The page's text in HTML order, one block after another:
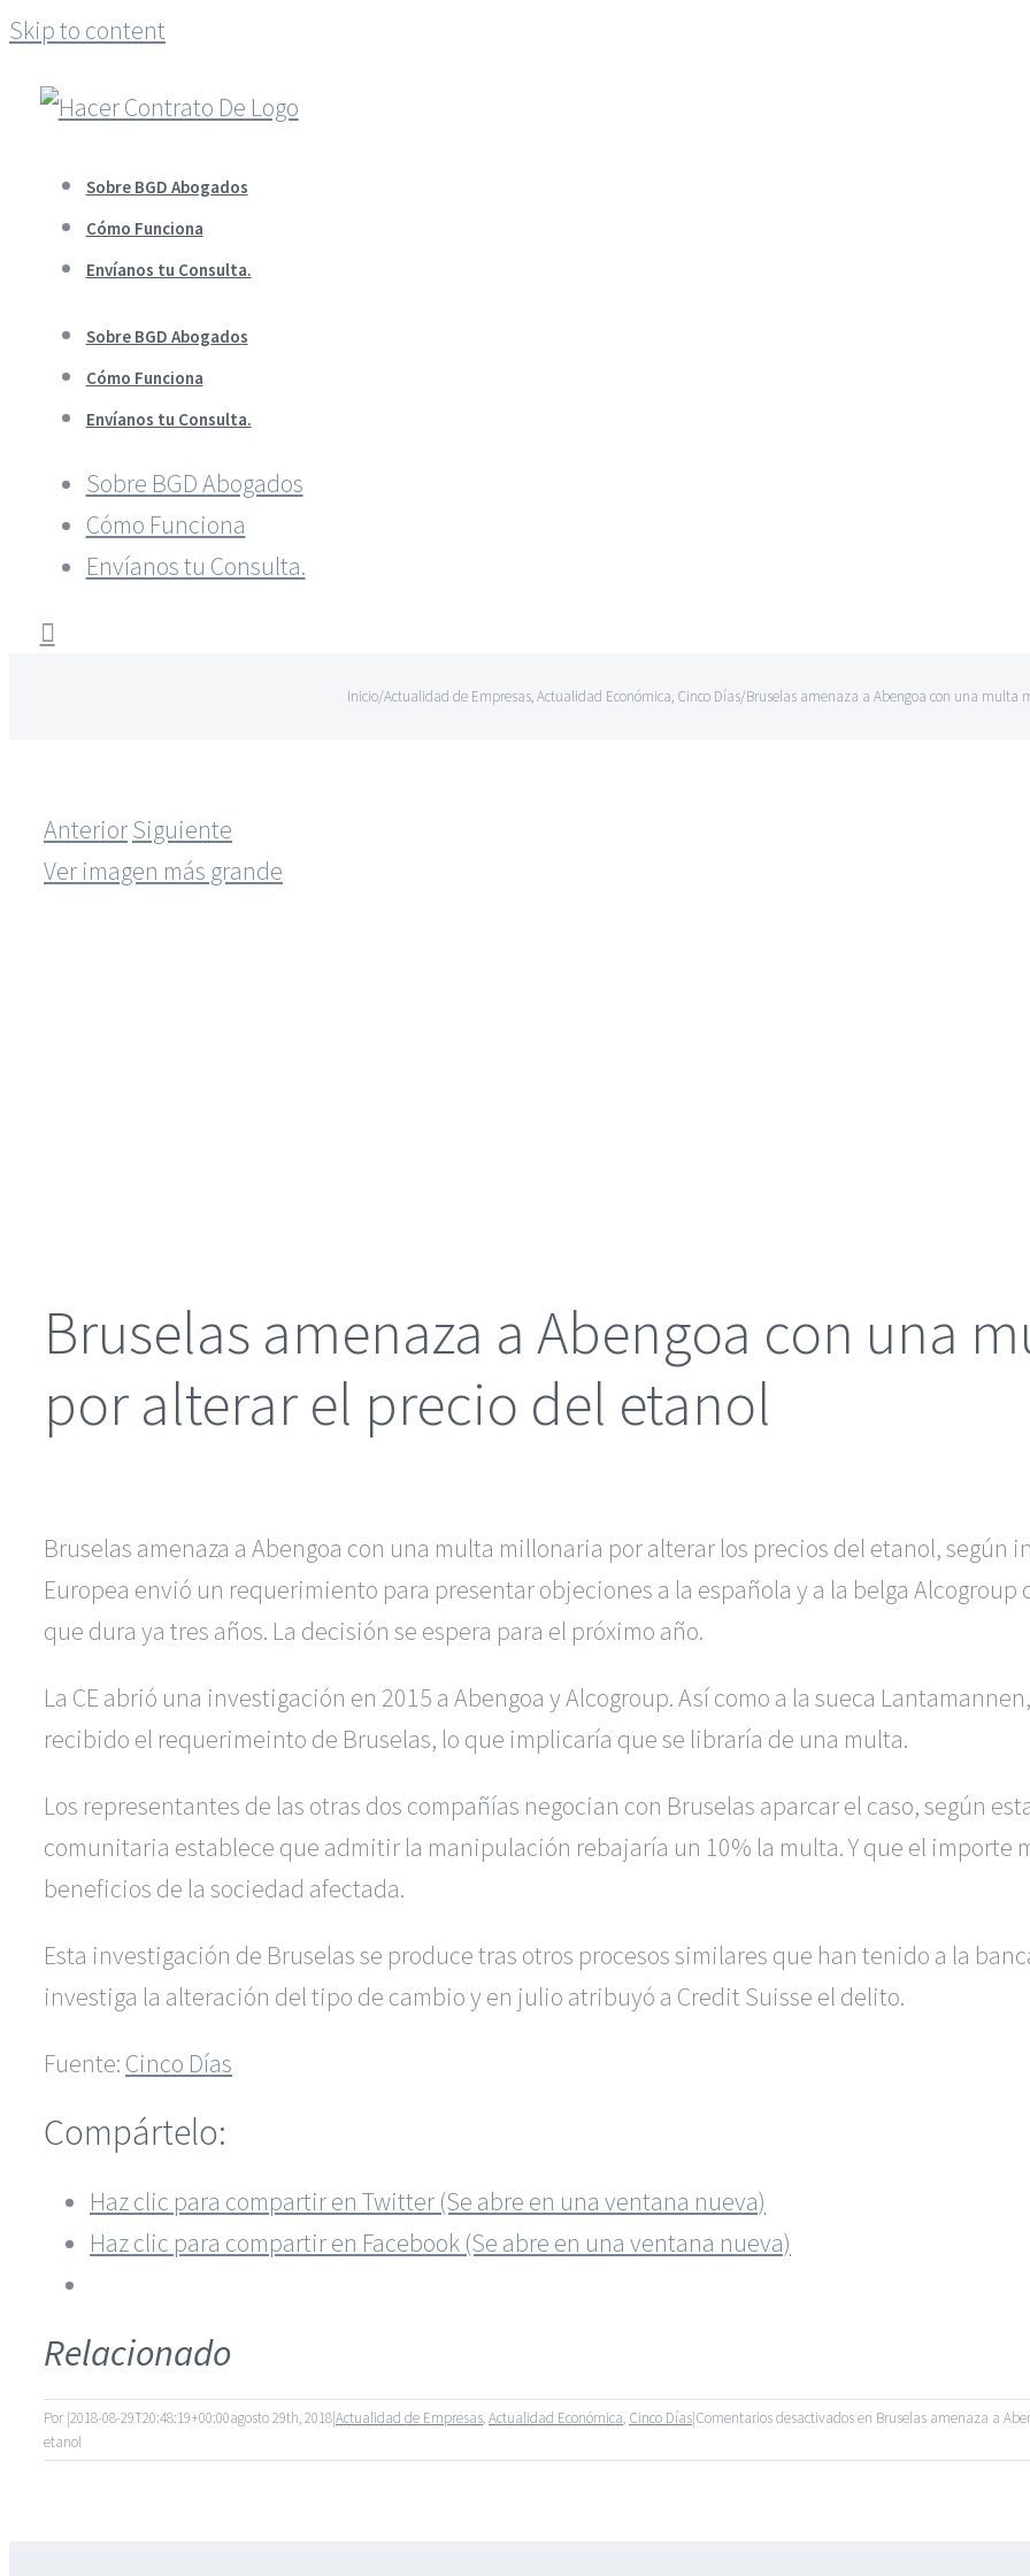
Skip to content
Sobre BGD Abogados
Cómo Funciona
Envíanos tu Consulta.
Sobre BGD Abogados
Cómo Funciona
Envíanos tu Consulta.
Sobre BGD Abogados
Cómo Funciona
Envíanos tu Consulta.
Inicio/Actualidad de Empresas,Actualidad Económica, Cinco Días/Bruselas amenaza a Abengoa con una multa
AnteriorSiguiente
Ver imagen más grande
Bruselas amenaza a Abengoa con una
por alterar el precio del etanol
Bruselas amenaza a Abengoa con una multa millonaria por alterar los precios del etanol, según
Europea envió un requerimiento para presentar objeciones a la española y a la belga
que dura ya tres años. La decisión se espera para el próximo año.
La CE abrió una investigación en 2015 a Abengoa y Alcogroup. Así como a la sueca
recibido el requerimeinto de Bruselas, lo que implicaría que se libraría de una multa.
Los representantes de las otras dos compañías negocian con Bruselas aparcar el caso, según
comunitaria establece que admitir la manipulación rebajaría un 10% la multa. Y que el importe
beneficios de la sociedad afectada.
Esta investigación de Bruselas se produce tras otros procesos similares que han tenido a la
investiga la alteración del tipo de cambio y en julio atribuyó a Credit Suisse el delito.
Fuente: Cinco Días
Compártelo:
Haz clic para compartir en Twitter (Se abre en una ventana nueva)
Haz clic para compartir en Facebook (Se abre en una ventana nueva)
Relacionado
Por |2018-08-29T20:48:19+00:00agosto 29th, 2018|Actualidad de Empresas,Actualidad Económica, Cinco Días|Comentarios desactivadosen Bruselas amenaza a
etanol